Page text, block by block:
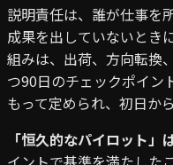
説明責任は、誰が仕事を
成果を出していないとき
組みは、出荷、方向転換
つ90日のチェックポイン
もって定められ、初日か
「恒久的なパイロット」